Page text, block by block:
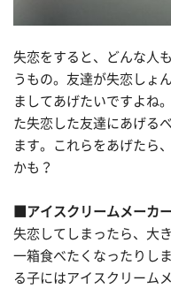
失恋をすると、どんな人
うもの。友達が失恋しょ
ましてあげたいですよね
た失恋した友達にあげる
ます。これらをあげたら
かも？
■アイスクリームメーカー
失恋してしまったら、大
一箱食べたくなったりし
る子にはアイスクリーム